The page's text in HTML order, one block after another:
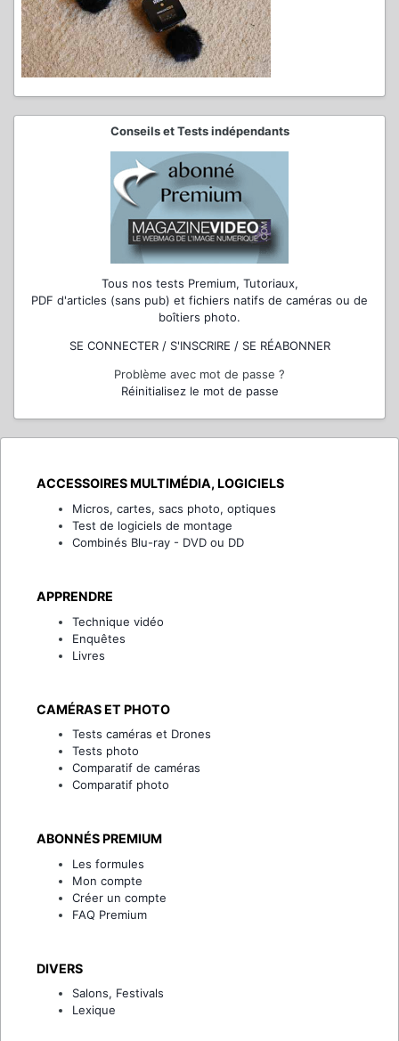
Conseils et Tests indépendants
Tous nos tests Premium, Tutoriaux,
PDF d'articles (sans pub) et fichiers natifs de caméras ou de
boîtiers photo.
SE CONNECTER / S'INSCRIRE / SE RÉABONNER
Problème avec mot de passe ?
Réinitialisez le mot de passe
ACCESSOIRES MULTIMÉDIA, LOGICIELS
Micros, cartes, sacs photo, optiques
Test de logiciels de montage
Combinés Blu-ray - DVD ou DD
APPRENDRE
Technique vidéo
Enquêtes
Livres
CAMÉRAS ET PHOTO
Tests caméras et Drones
Tests photo
Comparatif de caméras
Comparatif photo
ABONNÉS PREMIUM
Les formules
Mon compte
Créer un compte
FAQ Premium
DIVERS
Salons, Festivals
Lexique